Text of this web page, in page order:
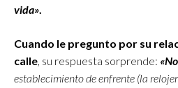
vida».
Cuando le pregunto por su
calle, su respuesta sorprende:
establecimiento de enfrente (la